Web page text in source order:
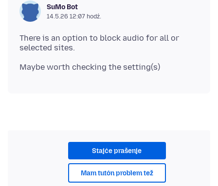
SuMo Bot
14.5.26 12:07 hodź.
There is an option to block audio for all or
Stajće prašenje
Mam tutón problem tež